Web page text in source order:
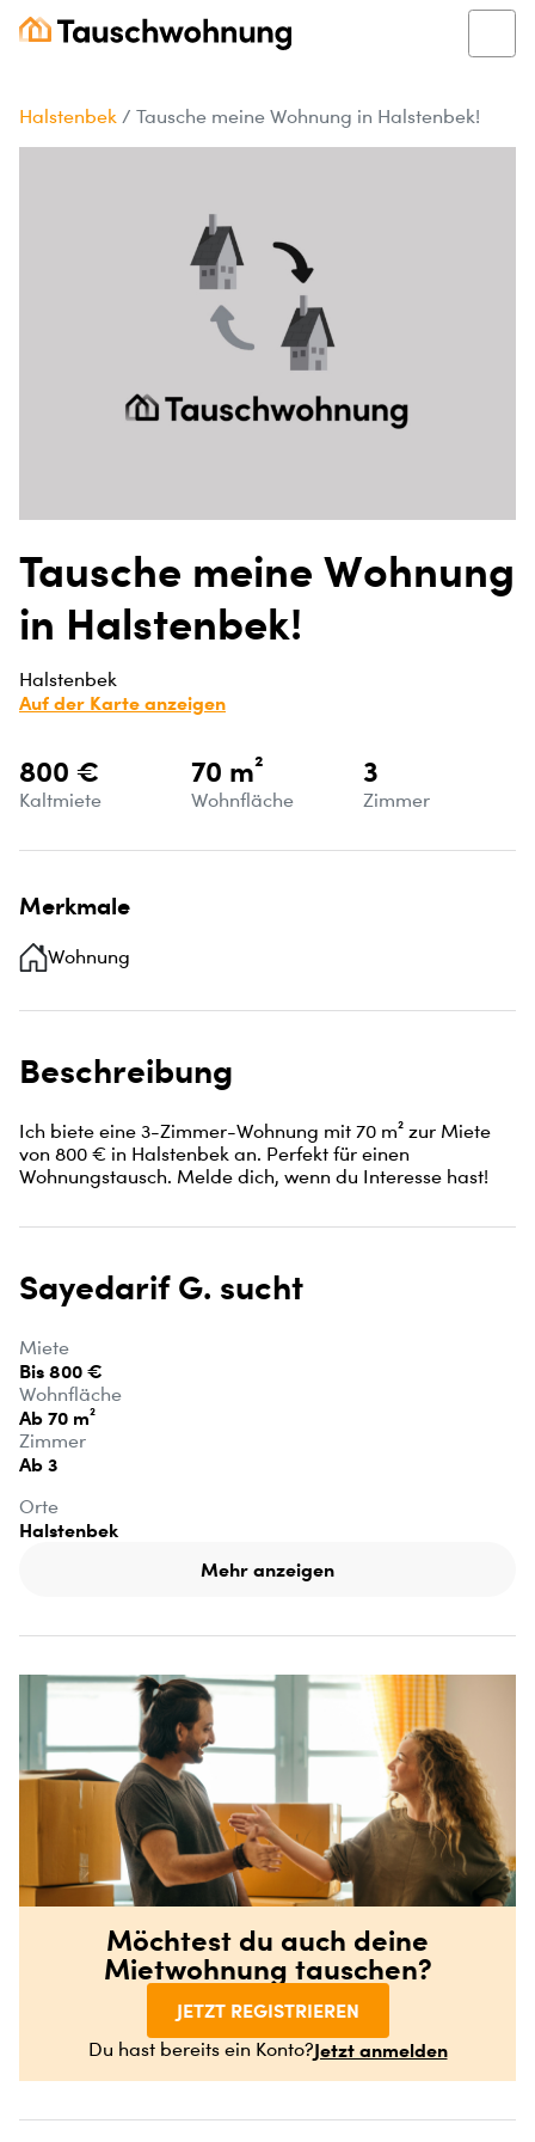
Halstenbek / Tausche meine Wohnung in Halstenbek!
Tausche meine Wohnung
in Halstenbek!
Halstenbek
Auf der Karte anzeigen
800 €
Kaltmiete
70 m²
Wohnfläche
3
Zimmer
Merkmale
Wohnung
Beschreibung
Ich biete eine 3-Zimmer-Wohnung mit 70 m² zur Miete
von 800 € in Halstenbek an. Perfekt für einen
Wohnungstausch. Melde dich, wenn du Interesse hast!
Sayedarif G. sucht
Miete
Bis 800 €
Wohnfläche
Ab 70 m²
Zimmer
Ab 3
Orte
Halstenbek
Mehr anzeigen
Möchtest du auch deine
Mietwohnung tauschen?
JETZT REGISTRIEREN
Du hast bereits ein Konto?Jetzt anmelden